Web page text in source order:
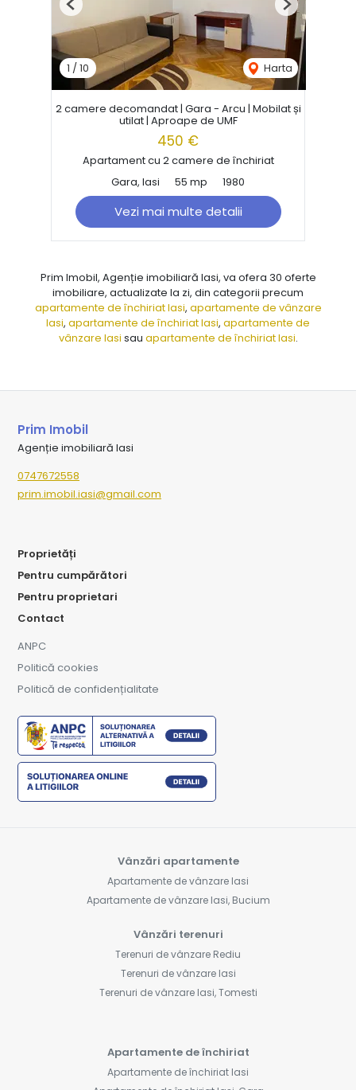
1 /10 Harta
Previous Next
2 camere decomandat | Gara - Arcu | Mobilat și
utilat | Aproape de UMF
450 €
Apartament cu 2 camere de închiriat
Gara, Iasi
55 mp 1980
Vezi mai multe detalii
Prim Imobil, Agenție imobiliară Iasi, va ofera 30 oferte
imobiliare, actualizate la zi, din categorii precum
apartamente de închiriat Iasi, apartamente de vânzare
Iasi, apartamente de închiriat Iasi, apartamente de
vânzare Iasi sau apartamente de închiriat Iasi.
Prim Imobil
Agenție imobiliară Iasi
0747672558
prim.imobil.iasi@gmail.com
Proprietăți
Pentru cumpărători
Pentru proprietari
Contact
ANPC
Politică cookies
Politică de confidențialitate
Vânzări apartamente
Apartamente de vânzare Iasi
Apartamente de vânzare Iasi, Bucium
Vânzări terenuri
Terenuri de vânzare Rediu
Terenuri de vânzare Iasi
Terenuri de vânzare Iasi, Tomesti
Apartamente de închiriat
Apartamente de închiriat Iasi